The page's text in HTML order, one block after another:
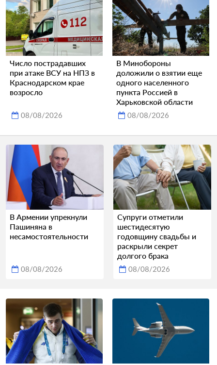
Число пострадавших
при атаке ВСУ на НПЗ в
Краснодарском крае
возросло
08/08/2026
В Минобороны
доложили о взятии еще
одного населенного
пункта Россией в
Харьковской области
08/08/2026
В Армении упрекнули
Пашиняна в
несамостоятельности
08/08/2026
Супруги отметили
шестидесятую
годовщину свадьбы и
раскрыли секрет
долгого брака
08/08/2026